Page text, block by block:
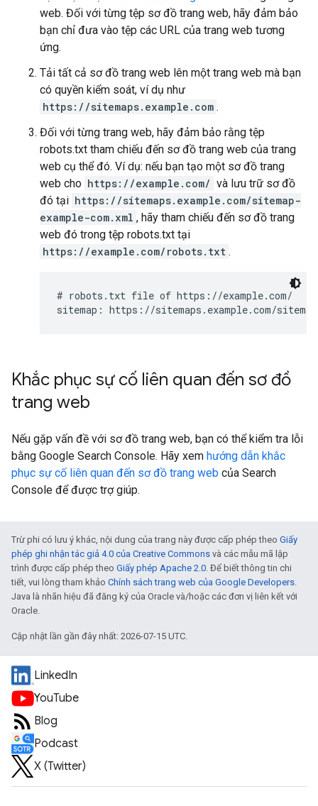
web. Đối với từng tệp sơ đồ trang web, hãy đảm bảo
bạn chỉ đưa vào tệp các URL của trang web tương
ứng.
Tải tất cả sơ đồ trang web lên một trang web mà bạn
có quyền kiểm soát, ví dụ như
https://sitemaps.example.com .
Đối với từng trang web, hãy đảm bảo rằng tệp
robots.txt tham chiếu đến sơ đồ trang web của trang
web cụ thể đó. Ví dụ: nếu bạn tạo một sơ đồ trang
web cho https://example.com/ và lưu trữ sơ đồ
đó tại https://sitemaps.example.com/sitemap-
example-com.xml , hãy tham chiếu đến sơ đồ trang
web đó trong tệp robots.txt tại
https://example.com/robots.txt .
# robots.txt file of https://example.com/
sitemap: https://sitemaps.example.com/
Khắc phục sự cố liên quan đến sơ đồ
trang web
Nếu gặp vấn đề với sơ đồ trang web, bạn có thể kiểm tra lỗi
bằng Google Search Console. Hãy xem hướng dẫn khắc
phục sự cố liên quan đến sơ đồ trang web của Search
Console để được trợ giúp.
Trừ phi có lưu ý khác, nội dung của trang này được cấp phép theo Giấy
phép ghi nhận tác giả 4.0 của Creative Commons và các mẫu mã lập
trình được cấp phép theo Giấy phép Apache 2.0. Để biết thông tin chi
tiết, vui lòng tham khảo Chính sách trang web của Google Developers.
Java là nhãn hiệu đã đăng ký của Oracle và/hoặc các đơn vị liên kết với
Oracle.
Cập nhật lần gần đây nhất: 2026-07-15 UTC.
LinkedIn
YouTube
Blog
Podcast
X (Twitter)